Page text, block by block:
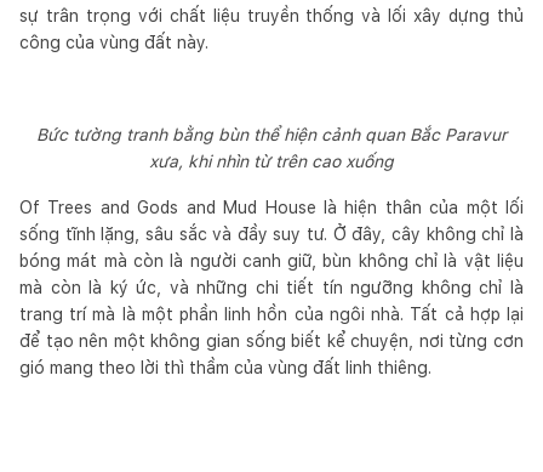
sự trân trọng với chất liệu truyền thống và lối xây dựng thủ
công của vùng đất này.
Bức tường tranh bằng bùn thể hiện cảnh quan Bắc Paravur
xưa, khi nhìn từ trên cao xuống
Of Trees and Gods and Mud House là hiện thân của một lối
sống tĩnh lặng, sâu sắc và đầy suy tư. Ở đây, cây không chỉ là
bóng mát mà còn là người canh giữ, bùn không chỉ là vật liệu
mà còn là ký ức, và những chi tiết tín ngưỡng không chỉ là
trang trí mà là một phần linh hồn của ngôi nhà. Tất cả hợp lại
để tạo nên một không gian sống biết kể chuyện, nơi từng cơn
gió mang theo lời thì thầm của vùng đất linh thiêng.